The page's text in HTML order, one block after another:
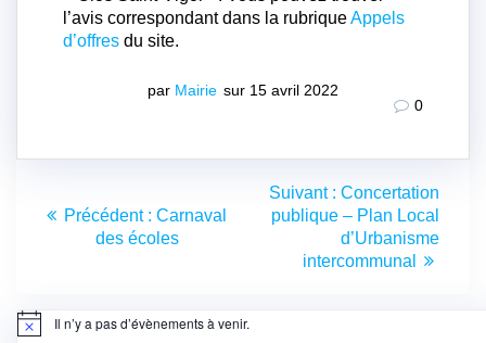
l’avis correspondant dans la rubriqueAppels
d’offres du site.
par Mairie sur 15 avril 2022
0
de Précédent : Article
précédent
Carnaval
des écoles
Suivant : Article
suivant
:
Concertation
publique – Plan Local
d’Urbanisme
intercommunal
Notice Il n’y a pas d’évènements à venir.